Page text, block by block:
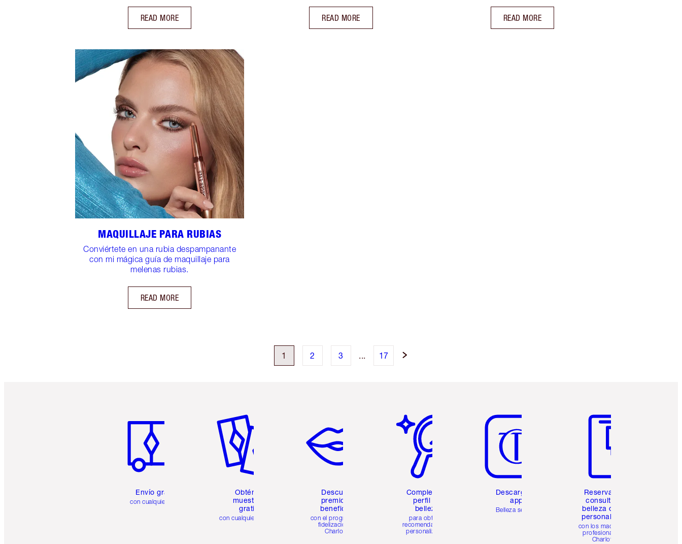
READ MORE READ MORE READ MORE
MAQUILLAJE PARA RUBIAS
Conviértete en una rubia despampanante
con mi mágica guía de maquillaje para
melenas rubias.
READ MORE
1 2 3 ... 17
Envío gratuito
con cualquier pedido
Obtén 2
muestras
gratis
con cualquier pedido
Descubre
premios y
beneficios
con el programa de
fidelización de
Charlotte
Completa tu
perfil de
belleza
para obtener
recomendaciones
personalizadas
Descarga la
app
Belleza sencilla
Reserva una
consulta de
belleza online
personalizada
con los maquillistas
profesionales de
Charlotte.